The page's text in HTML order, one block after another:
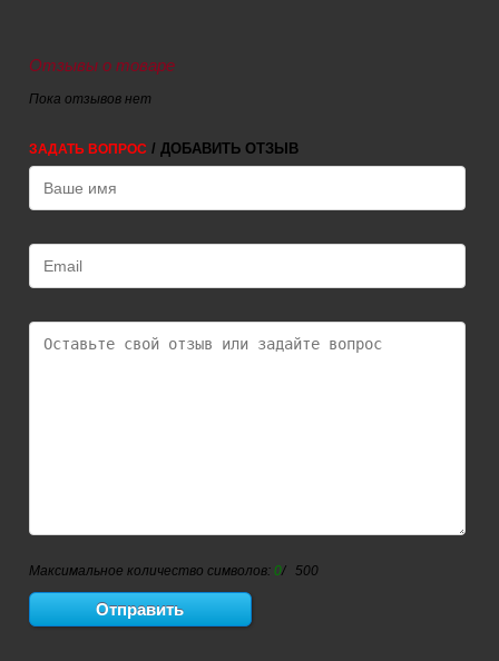
Отзывы о товаре
Пока отзывов нет
ЗАДАТЬ ВОПРОС / ДОБАВИТЬ ОТЗЫВ
Максимальное количество символов: 0/ 500